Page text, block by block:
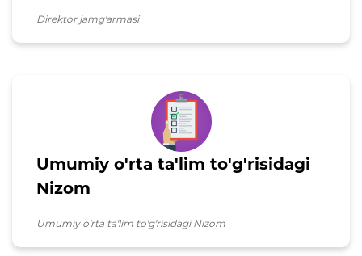
Ochiq byudjet
Ochiq ma'lumotlar to'plami
Direktor jamg'armasi
Umumiy o'rta ta'lim to'g'risidagi
Nizom
Umumiy o'rta ta'lim to'g'risidagi Nizom